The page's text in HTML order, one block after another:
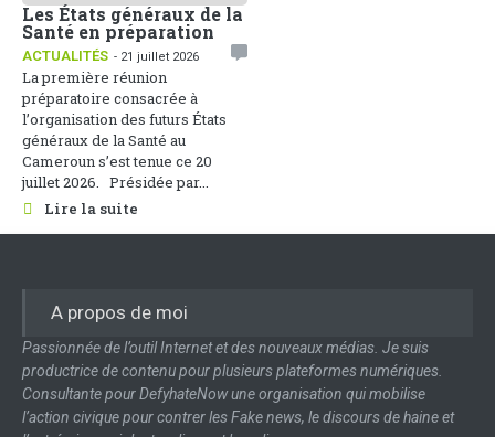
Les États généraux de la
Santé en préparation
ACTUALITÉS - 21 juillet 2026
La première réunion
préparatoire consacrée à
l’organisation des futurs États
généraux de la Santé au
Cameroun s’est tenue ce 20
juillet 2026. Présidée par...
Lire la suite
A propos de moi
Passionnée de l’outil Internet et des nouveaux médias. Je suis
productrice de contenu pour plusieurs plateformes numériques.
Consultante pour DefyhateNow une organisation qui mobilise
l’action civique pour contrer les Fake news, le discours de haine et